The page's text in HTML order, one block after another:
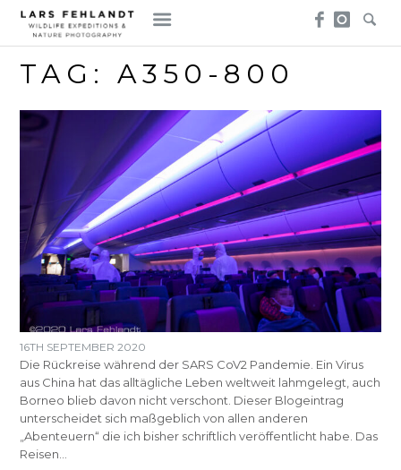
Skip
content
Skip
to
content
TAG:A350-800
16TH SEPTEMBER 2020
Die Rückreise während der SARS CoV2 Pandemie. Ein Virus
aus China hat das alltägliche Leben weltweit lahmgelegt, auch
Borneo blieb davon nicht verschont. Dieser Blogeintrag
unterscheidet sich maßgeblich von allen anderen
„Abenteuern“ die ich bisher schriftlich veröffentlicht habe. Das
Reisen…